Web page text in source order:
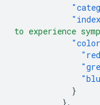
to experience
}
},